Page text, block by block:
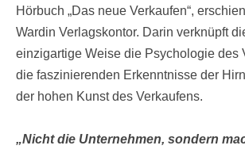
Hörbuch „Das neue Verkaufen“,
Wardin Verlagskontor. Darin verknüpft
einzigartige Weise die Psychologie des
die faszinierenden Erkenntnisse der
der hohen Kunst des Verkaufens.
„Nicht die Unternehmen, sondern